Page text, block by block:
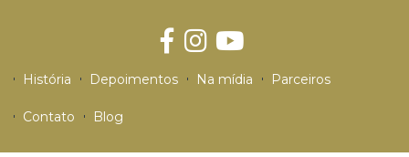
História Depoimentos Na mídia Parceiros
Contato Blog